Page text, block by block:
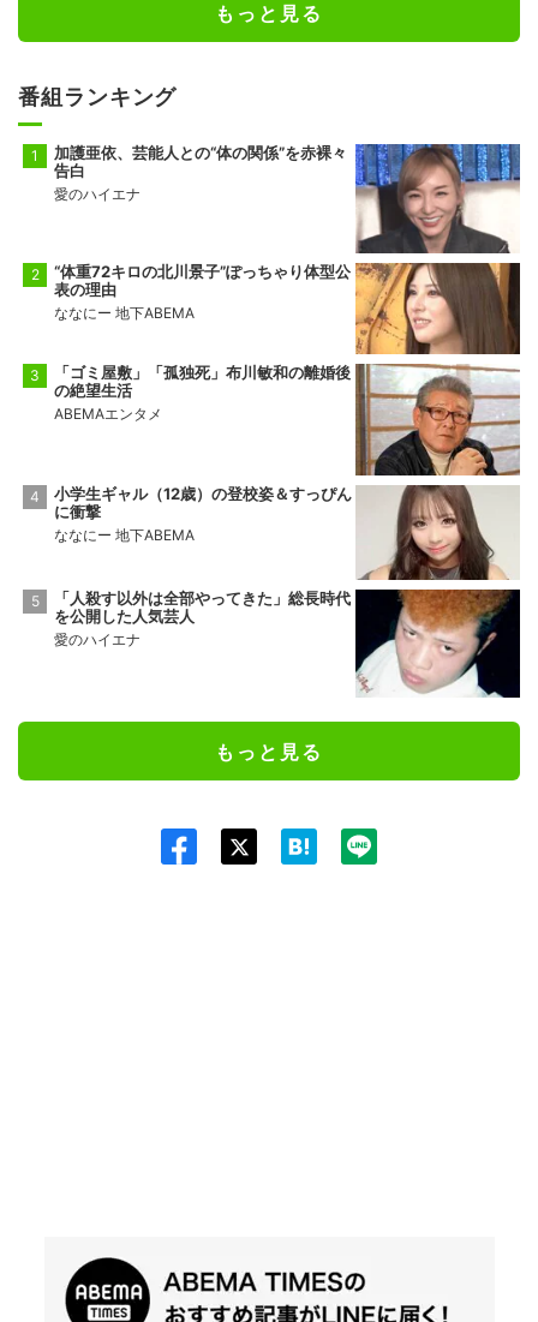
もっと見る
番組ランキング
加護亜依、芸能人との“体の関係”を赤裸々
告白
愛のハイエナ
“体重72キロの北川景子”ぽっちゃり体型公
表の理由
ななにー 地下ABEMA
「ゴミ屋敷」「孤独死」布川敏和の離婚後
の絶望生活
ABEMAエンタメ
小学生ギャル（12歳）の登校姿＆すっぴん
に衝撃
ななにー 地下ABEMA
「人殺す以外は全部やってきた」総長時代
を公開した人気芸人
愛のハイエナ
もっと見る